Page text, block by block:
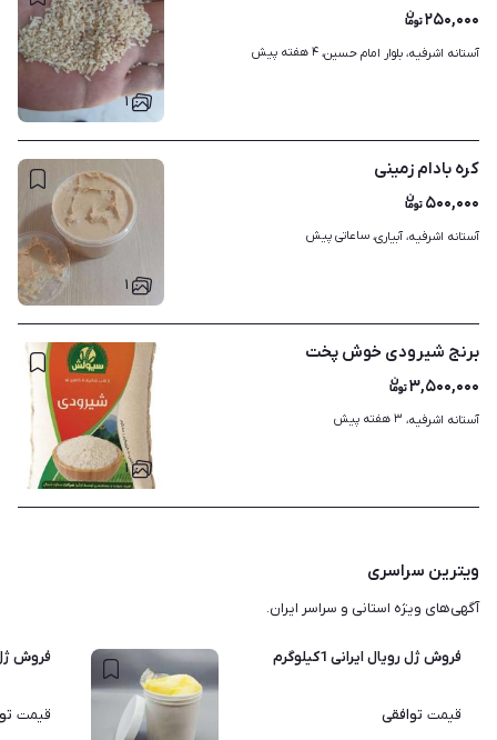
۱
۲۵۰,۰۰۰
آستانه اشرفیه، بلوار امام حسین، ۴ هفته پیش
۱
کره بادام زمینی
۵۰۰,۰۰۰
آستانه اشرفیه، آبیاری، ساعاتی پیش
۱
برنج شیرودی خوش پخت
۳,۵۰۰,۰۰۰
آستانه اشرفیه، ۳ هفته پیش
ویترین سراسری
آگهی‌های ویژه استانی و سراسر ایران.
فروش ژل رویال ایرانی 1کیلوگرم
قیمت توافقی
فروش
قیمت